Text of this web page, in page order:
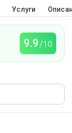
Услуги
9.9/10